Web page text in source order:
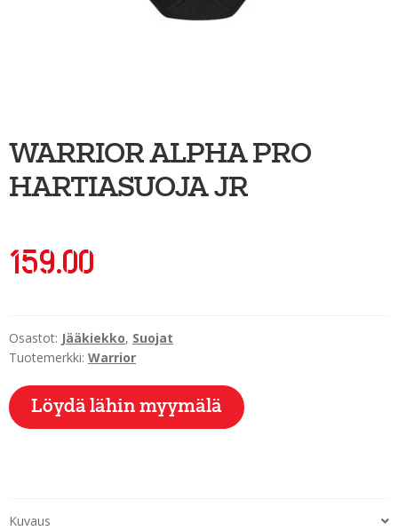
Sportia-tili
WARRIOR ALPHA PRO
HARTIASUOJA JR
159.00
Osastot: Jääkiekko, Suojat
Tuotemerkki: Warrior
Löydä lähin myymälä
Kuvaus